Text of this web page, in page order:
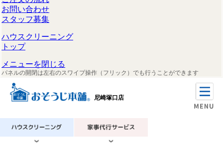
お問い合わせ
スタッフ募集
ハウスクリーニング
トップ
メニューを閉じる
パネルの開閉は左右のスワイプ操作（フリック）でも行うことができます
尼崎塚口店